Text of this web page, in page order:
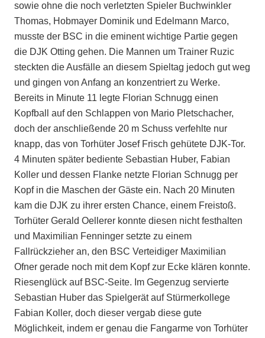
sowie ohne die noch verletzten Spieler Buchwinkler
Thomas, Hobmayer Dominik und Edelmann Marco,
musste der BSC in die eminent wichtige Partie gegen
die DJK Otting gehen. Die Mannen um Trainer Ruzic
steckten die Ausfälle an diesem Spieltag jedoch gut weg
und gingen von Anfang an konzentriert zu Werke.
Bereits in Minute 11 legte Florian Schnugg einen
Kopfball auf den Schlappen von Mario Pletschacher,
doch der anschließende 20 m Schuss verfehlte nur
knapp, das von Torhüter Josef Frisch gehütete DJK-Tor.
4 Minuten später bediente Sebastian Huber, Fabian
Koller und dessen Flanke netzte Florian Schnugg per
Kopf in die Maschen der Gäste ein. Nach 20 Minuten
kam die DJK zu ihrer ersten Chance, einem Freistoß.
Torhüter Gerald Oellerer konnte diesen nicht festhalten
und Maximilian Fenninger setzte zu einem
Fallrückzieher an, den BSC Verteidiger Maximilian
Ofner gerade noch mit dem Kopf zur Ecke klären konnte.
Riesenglück auf BSC-Seite. Im Gegenzug servierte
Sebastian Huber das Spielgerät auf Stürmerkollege
Fabian Koller, doch dieser vergab diese gute
Möglichkeit, indem er genau die Fangarme von Torhüter